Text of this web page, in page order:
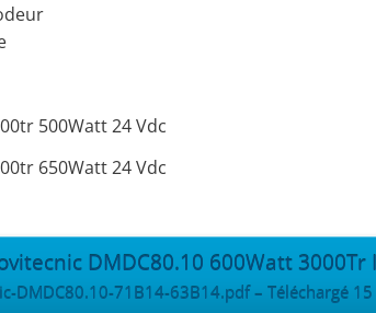
500Watt 24 Vdc
650Watt 24 Vdc
DMDC80.10 600Watt 3000Tr
DMDC80.10-71B14-63B14.pdf – Téléchargé